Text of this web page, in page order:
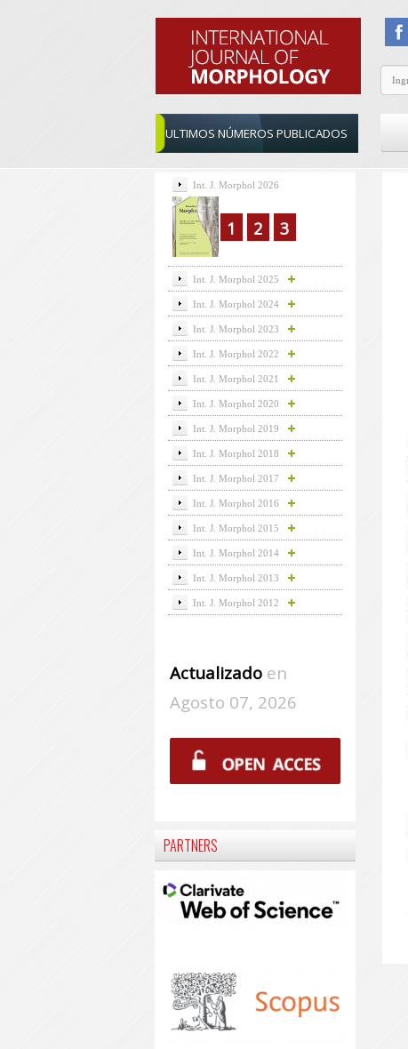
ULTIMOS NÚMEROS PUBLICADOS
Int. J. Morphol 2026
1 2 3
Int. J. Morphol 2025
Int. J. Morphol 2024
Int. J. Morphol 2023
Int. J. Morphol 2022
Int. J. Morphol 2021
Int. J. Morphol 2020
Int. J. Morphol 2019
Int. J. Morphol 2018
Int. J. Morphol 2017
Int. J. Morphol 2016
Int. J. Morphol 2015
Int. J. Morphol 2014
Int. J. Morphol 2013
Int. J. Morphol 2012
Actualizadoen
Agosto 07, 2026
PARTNERS